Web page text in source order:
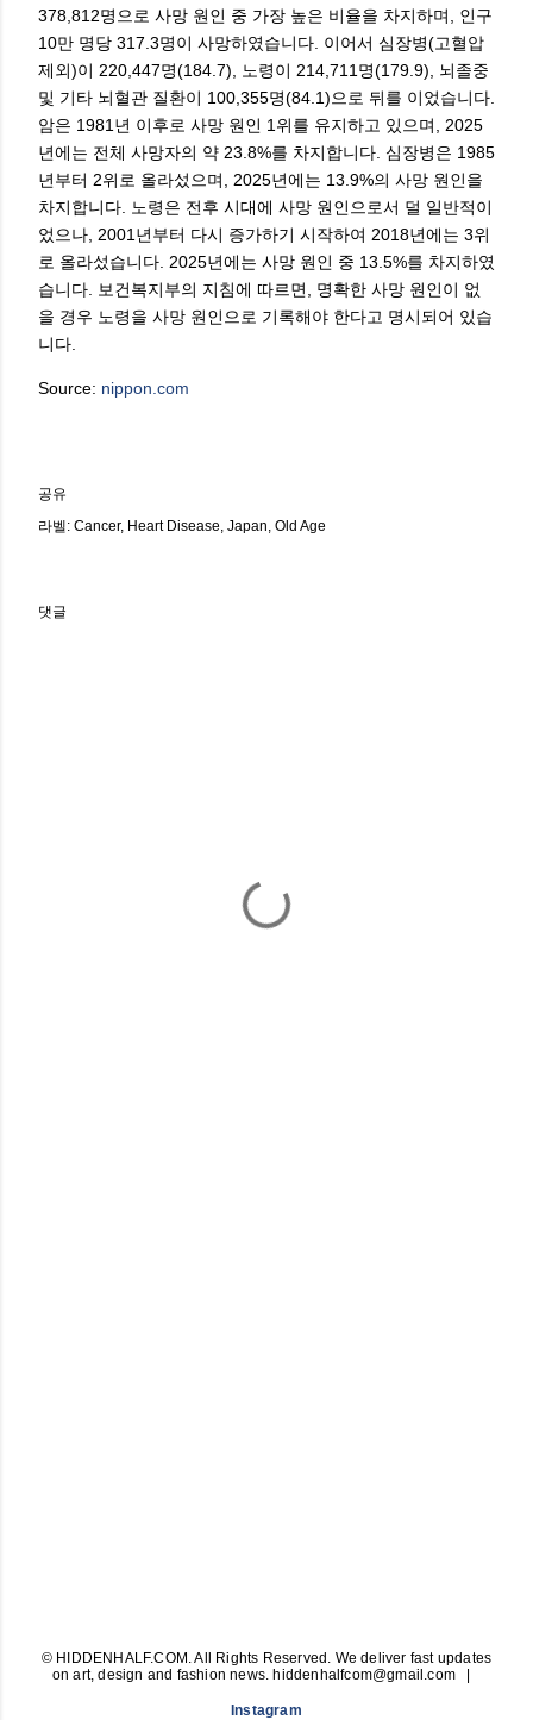
378,812명으로 사망 원인 중 가장 높은 비율을 차지하며, 인구
10만 명당 317.3명이 사망하였습니다. 이어서 심장병(고혈압
제외)이 220,447명(184.7), 노령이 214,711명(179.9), 뇌졸중
및 기타 뇌혈관 질환이 100,355명(84.1)으로 뒤를 이었습니다.
암은 1981년 이후로 사망 원인 1위를 유지하고 있으며, 2025
년에는 전체 사망자의 약 23.8%를 차지합니다. 심장병은 1985
년부터 2위로 올라섰으며, 2025년에는 13.9%의 사망 원인을
차지합니다. 노령은 전후 시대에 사망 원인으로서 덜 일반적이
었으나, 2001년부터 다시 증가하기 시작하여 2018년에는 3위
로 올라섰습니다. 2025년에는 사망 원인 중 13.5%를 차지하였
습니다. 보건복지부의 지침에 따르면, 명확한 사망 원인이 없
을 경우 노령을 사망 원인으로 기록해야 한다고 명시되어 있습
니다.
Source: nippon.com
공유
라벨: Cancer Heart Disease Japan Old Age
댓글
© HIDDENHALF.COM. All Rights Reserved. We deliver fast updates
on art, design and fashion news. hiddenhalfcom@gmail.com
Instagram